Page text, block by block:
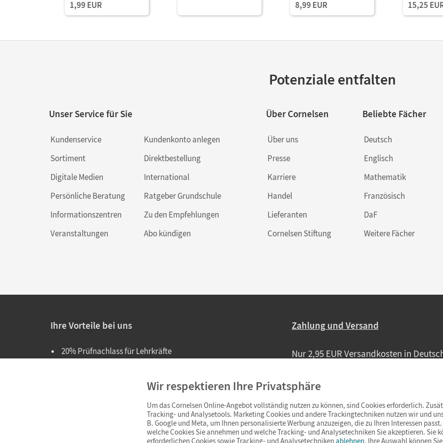
1,99 EUR 8,99 EUR
Übungen
ROM,
15,25
Potenziale entfalten
Unser Service für Sie
Kundenservice
Sortiment
Digitale Medien
Persönliche Beratung
Informationszentren
Veranstaltungen
Kundenkonto anlegen
Direktbestellung
International
Ratgeber Grundschule
Zu den Empfehlungen
Abo kündigen
Über Cornelsen
Über uns
Presse
Karriere
Handel
Lieferanten
Cornelsen Stiftung
Beliebte Fächer
Deutsch
Englisch
Mathematik
Französisch
DaF
Weitere Fächer
Ihre Vorteile bei uns
20% Prüfnachlass für Lehrkräfte
Sicheres Einkaufen mit SSL-Verschlüsselung
Widerrufsfristvon 4 Wochen
Schnelle und einfache Retourenabwicklung
Zahlung und Versand
Nur 2,95 EUR Versandkosten in
(Lieferung in 3–6 Tagen).
Wir respektieren Ihre Privatsphäre
Um das Cornelsen Online-Angebot vollständig nutzen zu können, sind Cookies erforderlich.
Tracking- und Analysetools. Marketing Cookies und andere Trackingtechniken nutzen wir und
B. Google und Meta, um Ihnen personalisierte Werbung anzuzeigen, die zu Ihren Interessen
welche Cookies Sie annehmen und welche Tracking- und Analysetechniken Sie akzeptieren. Sie
erforderlichen Cookies sowie Tracking- und Analysetechniken ablehnen. Ihre Auswahl können